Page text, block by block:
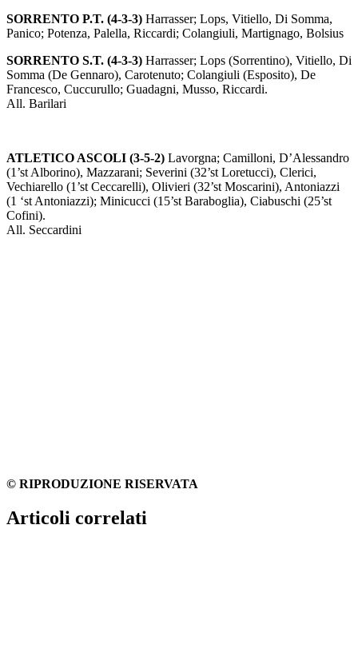
SORRENTO P.T. (4-3-3) Harrasser; Lops, Vitiello, Di Somma,
Panico; Potenza, Palella, Riccardi; Colangiuli, Martignago, Bolsius
SORRENTO S.T. (4-3-3) Harrasser; Lops (Sorrentino), Vitiello, Di
Somma (De Gennaro), Carotenuto; Colangiuli (Esposito), De
Francesco, Cuccurullo; Guadagni, Musso, Riccardi.
All. Barilari
ATLETICO ASCOLI (3-5-2) Lavorgna; Camilloni, D’Alessandro
(1’st Alborino), Mazzarani; Severini (32’st Loretucci), Clerici,
Vechiarello (1’st Ceccarelli), Olivieri (32’st Moscarini), Antoniazzi
(1 ‘st Antoniazzi); Minicucci (15’st Baraboglia), Ciabuschi (25’st
Cofini).
All. Seccardini
© RIPRODUZIONE RISERVATA
Articoli correlati